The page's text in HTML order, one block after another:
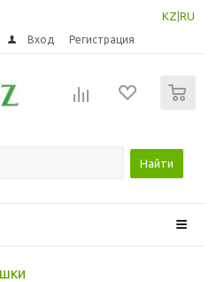
KZ RU
Вход Регистрация
Найти